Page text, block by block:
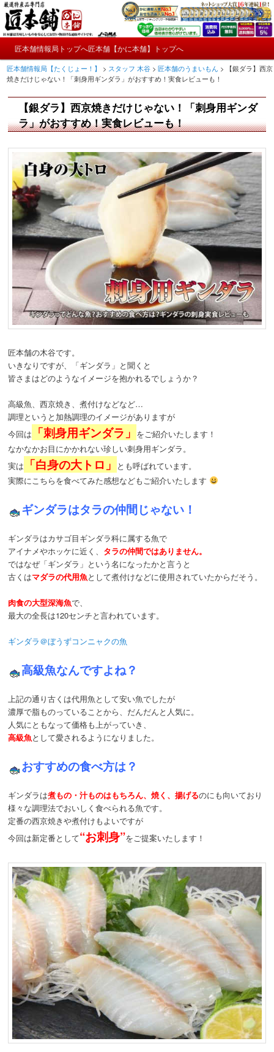
メ
イ
ン
ン
テ
ン
匠本舗情報局【たくじょー！】
かにやおせちについてのおもしろ情報や興味深い記事をお届けします。
ン
メ
メ
イ
ン
コ
テ
ン
ツ
へ
動
匠本舗情報局トップへ匠本舗【かに本舗】トップへ
匠本舗情報局【たくじょー！】 > スタッフ 木谷 >匠本舗のうまいもん >
【銀ダラ】西京
焼きだけじゃない！「刺身用ギンダラ」がおすすめ！実食レビューも！
【銀ダラ】西京焼きだけじゃない！「刺身用ギンダ
ラ」がおすすめ！実食レビューも！
匠本舗の木谷です。
いきなりですが、「ギンダラ」と聞くと
皆さまはどのようなイメージを抱かれるでしょうか？
高級魚、西京焼き、煮付けなどなど…
調理というと加熱調理のイメージがありますが
今回は
「刺身用ギンダラ」 をご紹介いたします！
なかなかお目にかかれない珍しい刺身用ギンダラ。
実は
「白身の大トロ」
とも呼ばれています。
実際にこちらを食べてみた感想などもご紹介いたします
ギンダラはタラの仲間じゃない！
ギンダラはカサゴ目ギンダラ科に属する魚で
アイナメやホッケに近く、 タラの仲間ではありません。
ではなぜ「ギンダラ」という名になったかと言うと
古くはマダラの代用魚として煮付けなどに使用されていたからだそう。
肉食の大型深海魚で、
最大の全長は120センチと言われています。
ギンダラ＠ぼうずコンニャクの魚
高級魚なんですよね？
上記の通り古くは代用魚として安い魚でしたが
濃厚で脂ものっていることから、だんだんと人気に。
人気にともなって価格も上がっていき、
高級魚として愛されるようになりました。
おすすめの食べ方は？
ギンダラは煮もの・汁ものはもちろん、焼く、揚げるのにも向いており
様々な調理法でおいしく食べられる魚です。
定番の西京焼きや煮付けもよいですが
今回は新定番として“お刺身”をご提案いたします！